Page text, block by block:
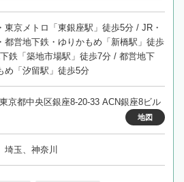
東京メトロ「東銀座駅」徒歩5分 / JR・
都営地下鉄・ゆりかもめ「新橋駅」徒歩
鉄「築地市場駅」徒歩7分 / 都営地下
め「汐留駅」徒歩5分
京都中央区銀座8-20-33 ACN銀座8ビル
地図
埼玉、神奈川